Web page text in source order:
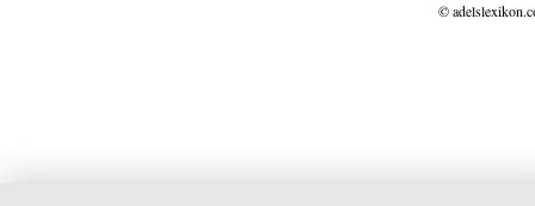
©